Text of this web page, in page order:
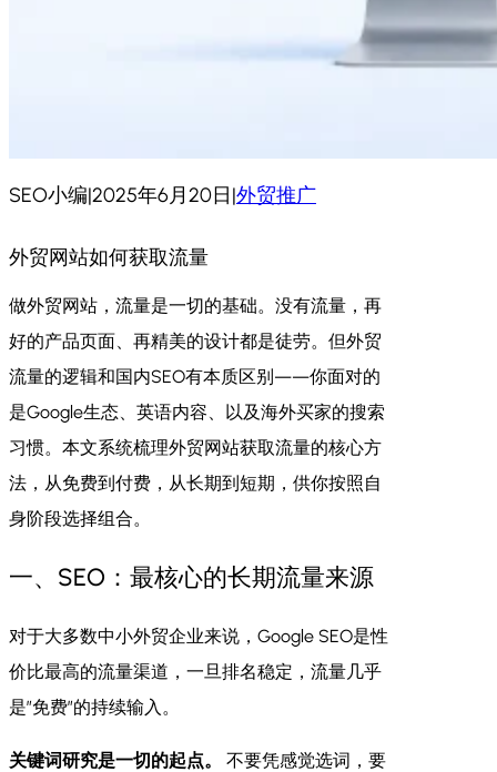
SEO小编|2025年6月20日|外贸推广
外贸网站如何获取流量
做外贸网站，流量是一切的基础。没有流量，再
好的产品页面、再精美的设计都是徒劳。但外贸
流量的逻辑和国内SEO有本质区别——你面对的
是Google生态、英语内容、以及海外买家的搜索
习惯。本文系统梳理外贸网站获取流量的核心方
法，从免费到付费，从长期到短期，供你按照自
身阶段选择组合。
一、SEO：最核心的长期流量来源
对于大多数中小外贸企业来说，Google SEO是性
价比最高的流量渠道，一旦排名稳定，流量几乎
是”免费”的持续输入。
关键词研究是一切的起点。
不要凭感觉选词，要